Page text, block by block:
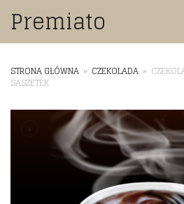
Premiato
STRONA GŁÓWNA » CZEKOLADA »
SASZETEK
+